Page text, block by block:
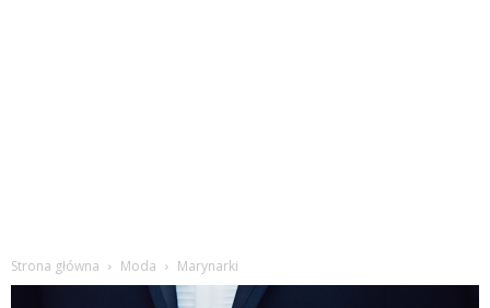
Strona główna Moda Marynarki